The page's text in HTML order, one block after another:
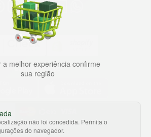
COMERCIO DE ALIMENTOS S.A
CNPJ: 09.000.493/0002-15
Baixe nosso app
a melhor experiência confirme
sua região
não foi concedida. Permita o
do navegador.